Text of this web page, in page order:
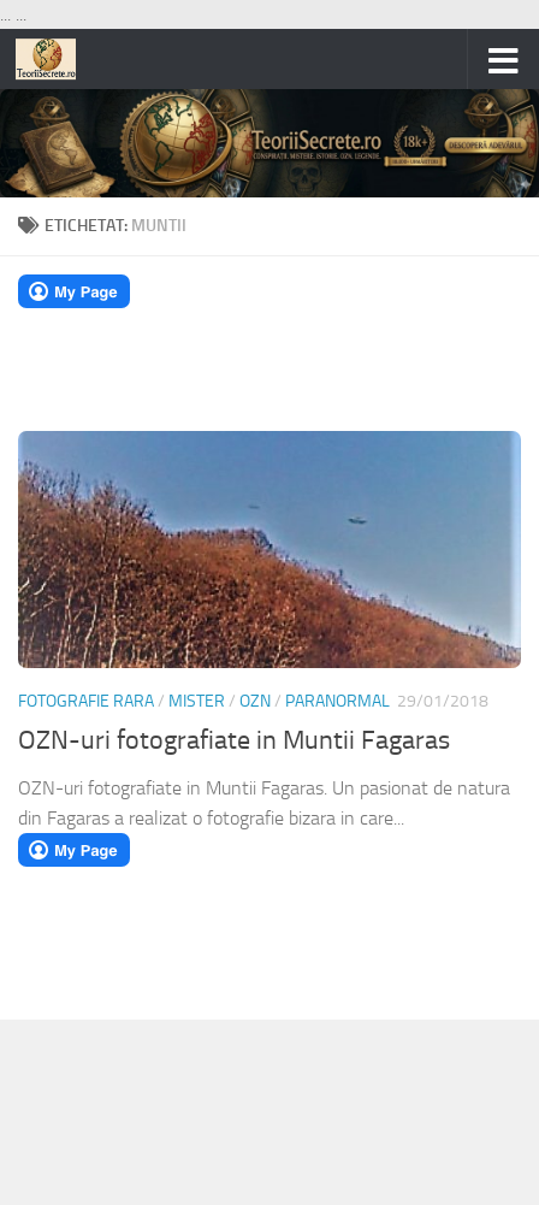
... ...
Skip to content
ETICHETAT: MUNTII
FOTOGRAFIE RARA/ MISTER / OZN/ PARANORMAL 29/01/2018
OZN-uri fotografiate in Muntii Fagaras
OZN-uri fotografiate in Muntii Fagaras. Un pasionat de natura
din Fagaras a realizat o fotografie bizara in care...